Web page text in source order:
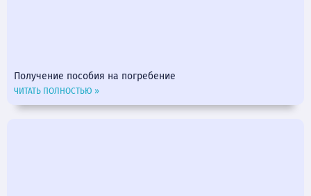
Получение пособия на погребение
ЧИТАТЬ ПОЛНОСТЬЮ »